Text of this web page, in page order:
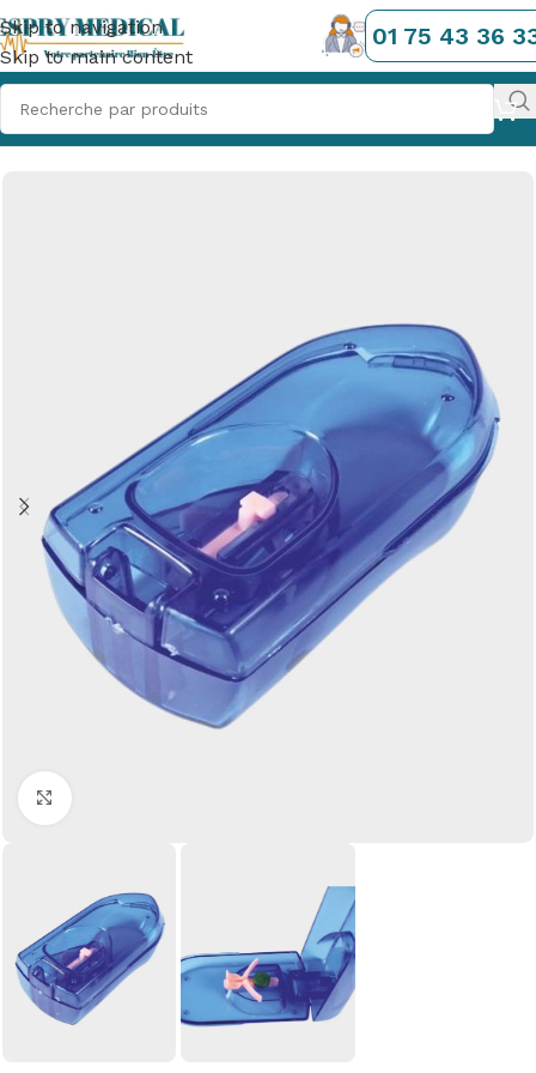
Skip to navigation
Skip to main content
01 75 43 36
Accueil/La Santé Préventive